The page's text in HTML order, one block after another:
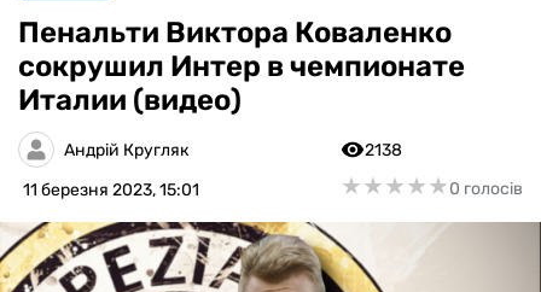
АНАЛІТИКА
ІНТЕРВ'Ю
РІЗНЕ
БУКМЕКЕРИ
Пенальти Виктора Коваленко
сокрушил Интер в чемпионате
Италии (видео)
Андрій Кругляк
11 березня 2023, 15:01
2138
★★★★★
★★★★★0 голосів